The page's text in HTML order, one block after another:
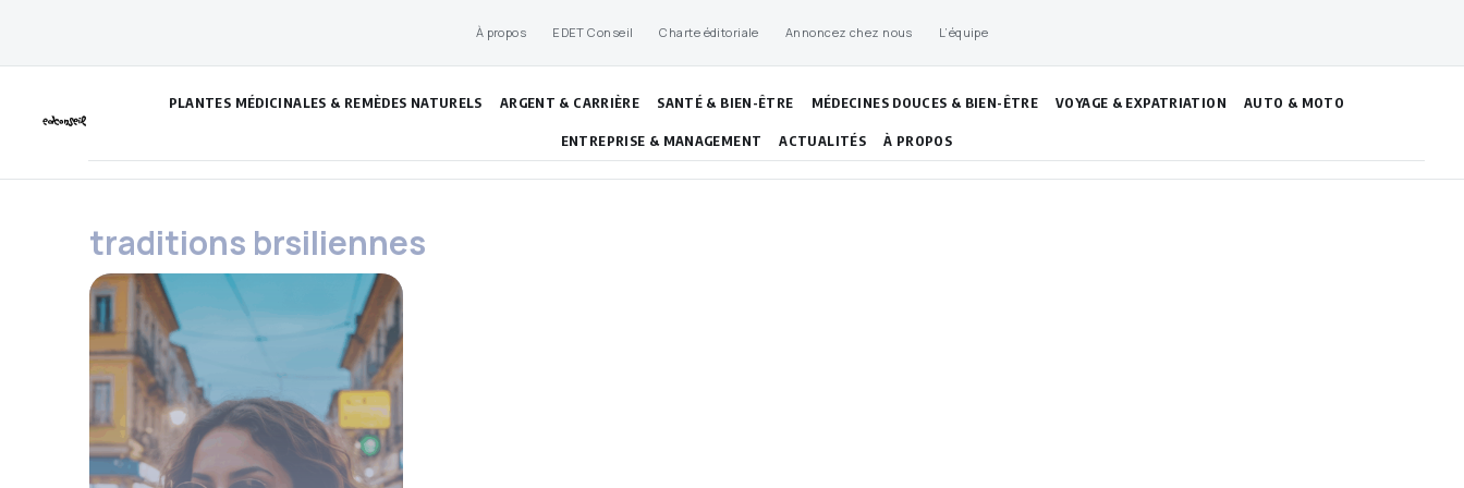
contenu
À propos EDET Conseil Charte éditoriale Annoncez chez nous L’équipe
PLANTES MÉDICINALES & REMÈDES NATURELS ARGENT & CARRIÈRE SANTÉ & BIEN-ÊTRE MÉDECINES DOUCES & BIEN-ÊTRE VOYAGE & EXPATRIATION AUTO & MOTO
ENTREPRISE & MANAGEMENT ACTUALITÉS À PROPOS
traditions brsiliennes